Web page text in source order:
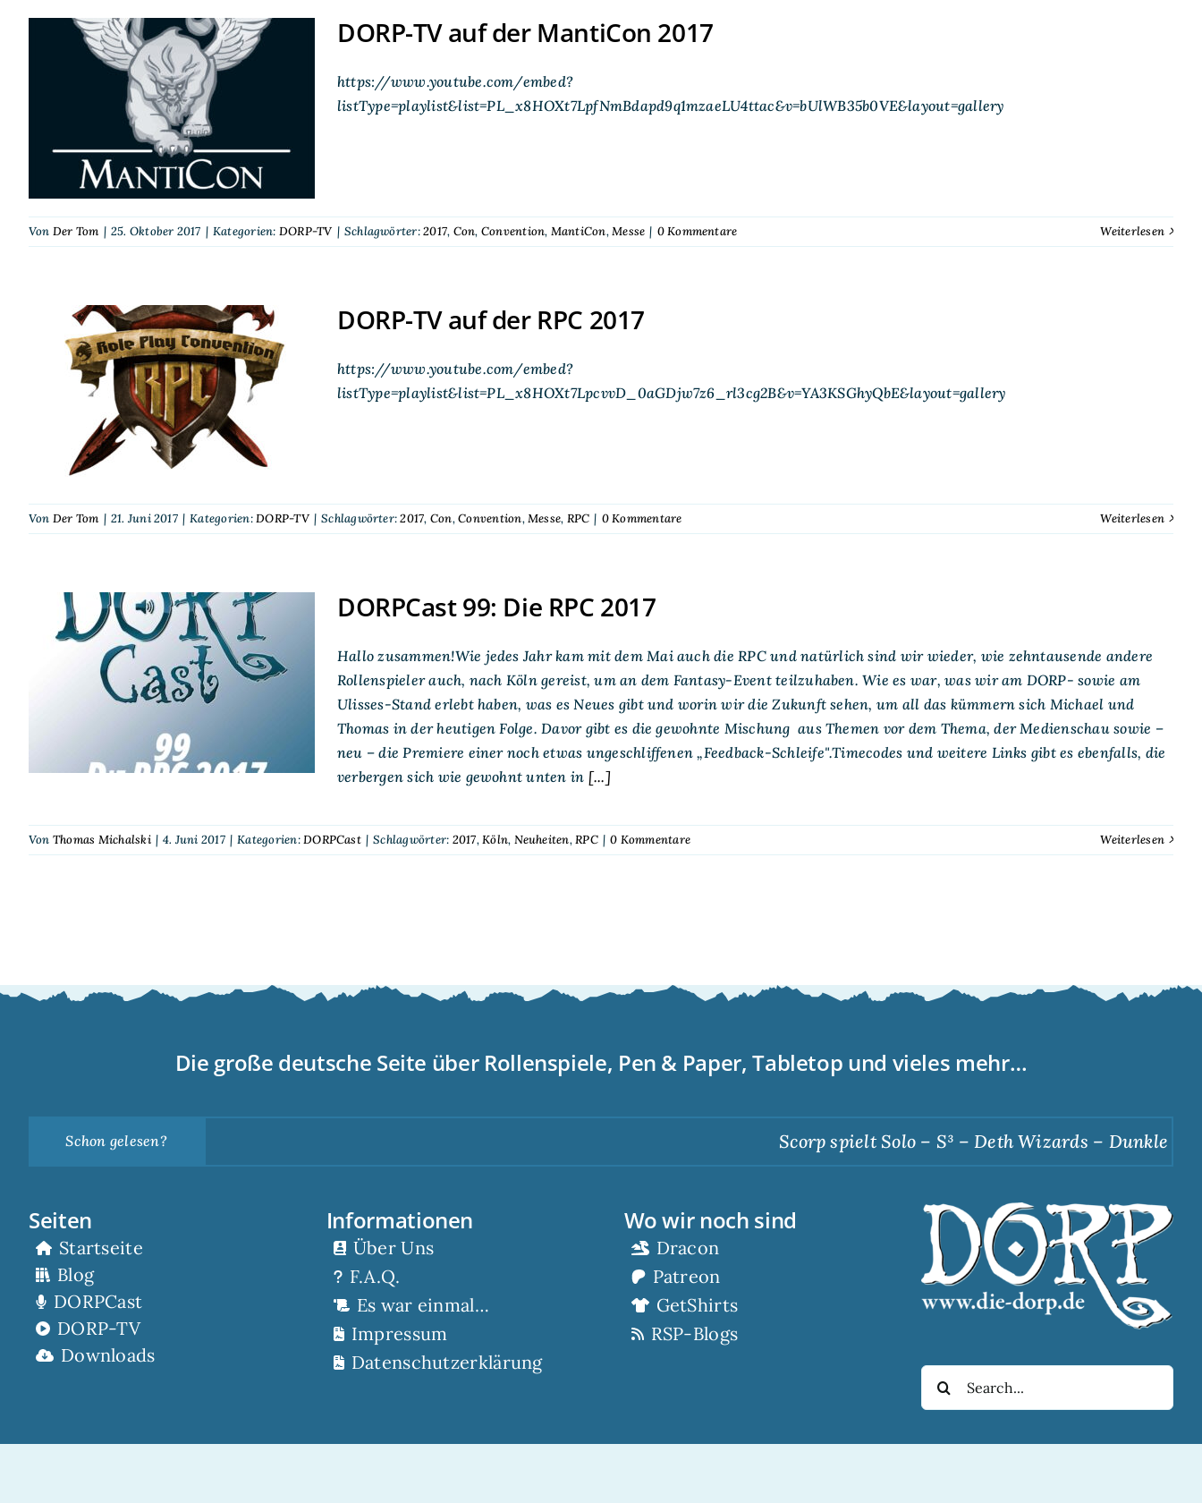
DORP-TV auf der
MantiCon 2017
DORP-TV auf der MantiCon 2017
https://www.youtube.com/embed?
listType=playlist&list=PL_x8HOXt7LpfNmBdapd9q1mzaeLU4ttac&v=bUlWB35b0VE&layout=gallery
Von Der Tom | 25. Oktober 2017 | Kategorien: DORP-TV | Schlagwörter:2017, Con, Convention, MantiCon,Messe | 0 Kommentare Weiterlesen
DORP-TV auf der RPC
2017
DORP-TV auf der RPC 2017
https://www.youtube.com/embed?
listType=playlist&list=PL_x8HOXt7LpcvvD_0aGDjw7z6_rl3cg2B&v=YA3KSGhyQbE&layout=gallery
Von Der Tom | 21. Juni 2017 | Kategorien:DORP-TV | Schlagwörter:2017, Con,Convention,Messe, RPC | 0 Kommentare Weiterlesen
DORPCast 99: Die RPC
2017
DORPCast 99: Die RPC 2017
Hallo zusammen!Wie jedes Jahr kam mit dem Mai auch die RPC und natürlich sind wir wieder, wie zehntausende andere
Rollenspieler auch, nach Köln gereist, um an dem Fantasy-Event teilzuhaben. Wie es war, was wir am DORP- sowie am
Ulisses-Stand erlebt haben, was es Neues gibt und worin wir die Zukunft sehen, um all das kümmern sich Michael und
Thomas in der heutigen Folge. Davor gibt es die gewohnte Mischung aus Themen vor dem Thema, der Medienschau sowie –
neu – die Premiere einer noch etwas ungeschliffenen „Feedback-Schleife".Timecodes und weitere Links gibt es ebenfalls, die
verbergen sich wie gewohnt unten in [...]
Von Thomas Michalski | 4. Juni 2017 | Kategorien:DORPCast | Schlagwörter: 2017,Köln, Neuheiten,RPC | 0 Kommentare Weiterlesen
Die große deutsche Seite über Rollenspiele, Pen & Paper, Tabletop und vieles mehr…
Schon gelesen? Scorp spielt Solo – S³ – Deth Wizards – Dunkle
Seiten
Startseite
Blog
DORPCast
DORP-TV
Downloads
Informationen
Über Uns
F.A.Q.
Es war einmal…
Impressum
Datenschutzerklärung
Wo wir noch sind
Dracon
Patreon
GetShirts
RSP-Blogs
nach: